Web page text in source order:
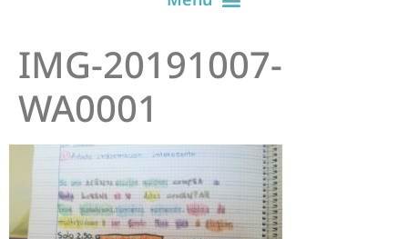
IMG-20191007-
WA0001